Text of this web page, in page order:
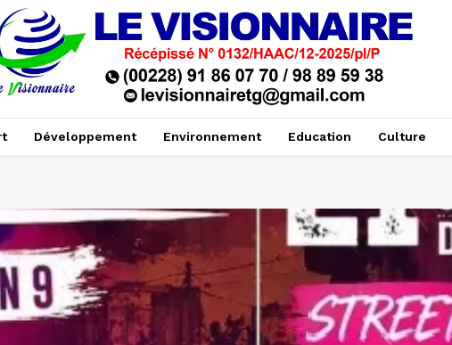
Développement Environnement Education Culture